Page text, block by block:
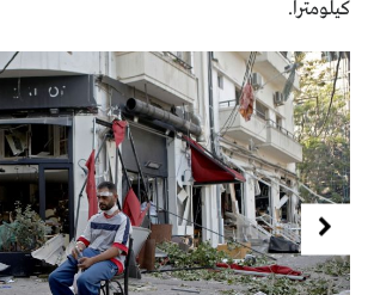
كيلومترا.
Previous